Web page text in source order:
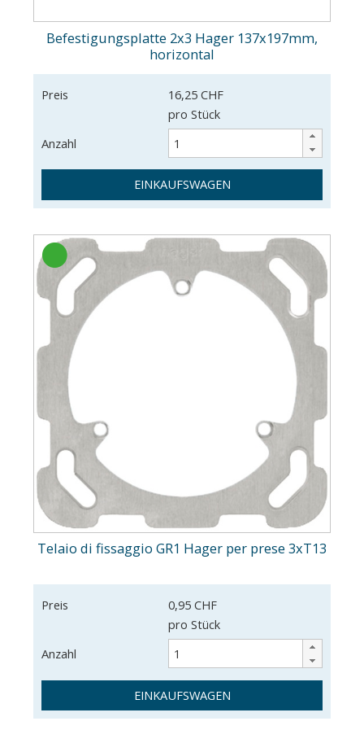
Befestigungsplatte 2x3 Hager 137x197mm,
horizontal
Preis
16,25 CHF
pro Stück
Anzahl
EINKAUFSWAGEN
Telaio di fissaggio GR1 Hager per prese 3xT13
Preis
0,95 CHF
pro Stück
Anzahl
EINKAUFSWAGEN